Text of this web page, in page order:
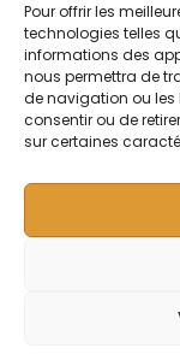
Pour offrir les
technologies telles
informations des
nous permettra de
de navigation ou les
consentir ou de
sur certaines